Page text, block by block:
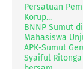
Persatuan
Korup...
BNNP Sumut
Mahasiswa
APK-Sumut
Syaiful Ritonga